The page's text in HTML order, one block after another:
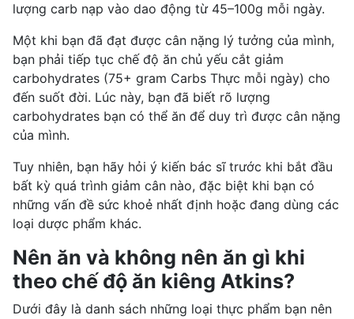
lượng carb nạp vào dao động từ 45–100g mỗi ngày.
Một khi bạn đã đạt được cân nặng lý tưởng của mình,
bạn phải tiếp tục chế độ ăn chủ yếu cắt giảm
carbohydrates (75+ gram Carbs Thực mỗi ngày) cho
đến suốt đời. Lúc này, bạn đã biết rõ lượng
carbohydrates bạn có thể ăn để duy trì được cân nặng
của mình.
Tuy nhiên, bạn hãy hỏi ý kiến bác sĩ trước khi bắt đầu
bất kỳ quá trình giảm cân nào, đặc biệt khi bạn có
những vấn đề sức khoẻ nhất định hoặc đang dùng các
loại dược phẩm khác.
Nên ăn và không nên ăn gì khi
theo chế độ ăn kiêng Atkins?
Dưới đây là danh sách những loại thực phẩm bạn nên